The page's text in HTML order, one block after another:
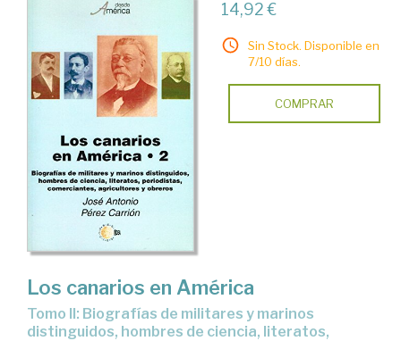
14,92 €
Sin Stock. Disponible en
7/10 días.
COMPRAR
Los canarios en América
Tomo II: Biografías de militares y marinos
distinguidos, hombres de ciencia, literatos,